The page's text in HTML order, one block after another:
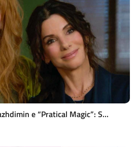
e “Pratical Magic”: S...